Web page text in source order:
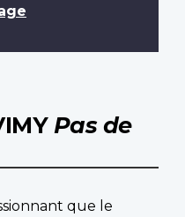
Pas de
que le